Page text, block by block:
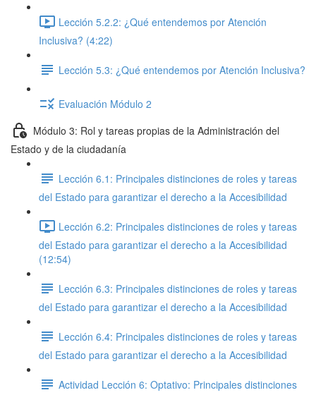
Lección 5.2.2: ¿Qué entendemos por Atención
Inclusiva? (4:22)
Lección 5.3: ¿Qué entendemos por Atención Inclusiva?
Evaluación Módulo 2
Módulo 3: Rol y tareas propias de la Administración del
Estado y de la ciudadanía
Lección 6.1: Principales distinciones de roles y tareas
del Estado para garantizar el derecho a la Accesibilidad
Lección 6.2: Principales distinciones de roles y tareas
del Estado para garantizar el derecho a la Accesibilidad
(12:54)
Lección 6.3: Principales distinciones de roles y tareas
del Estado para garantizar el derecho a la Accesibilidad
Lección 6.4: Principales distinciones de roles y tareas
del Estado para garantizar el derecho a la Accesibilidad
Actividad Lección 6: Optativo: Principales distinciones